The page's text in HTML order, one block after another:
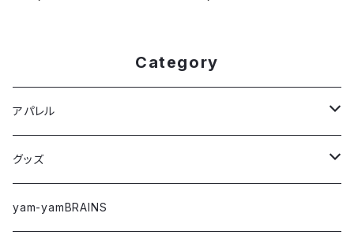
Category
アパレル
Tシャツ
ロングTシャツ
グッズ
ステッカー
yam-yamBRAINS